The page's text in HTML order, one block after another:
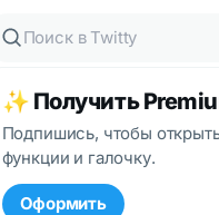
✨ Получить
Подпишись, чтобы
функции и галочку.
Оформить